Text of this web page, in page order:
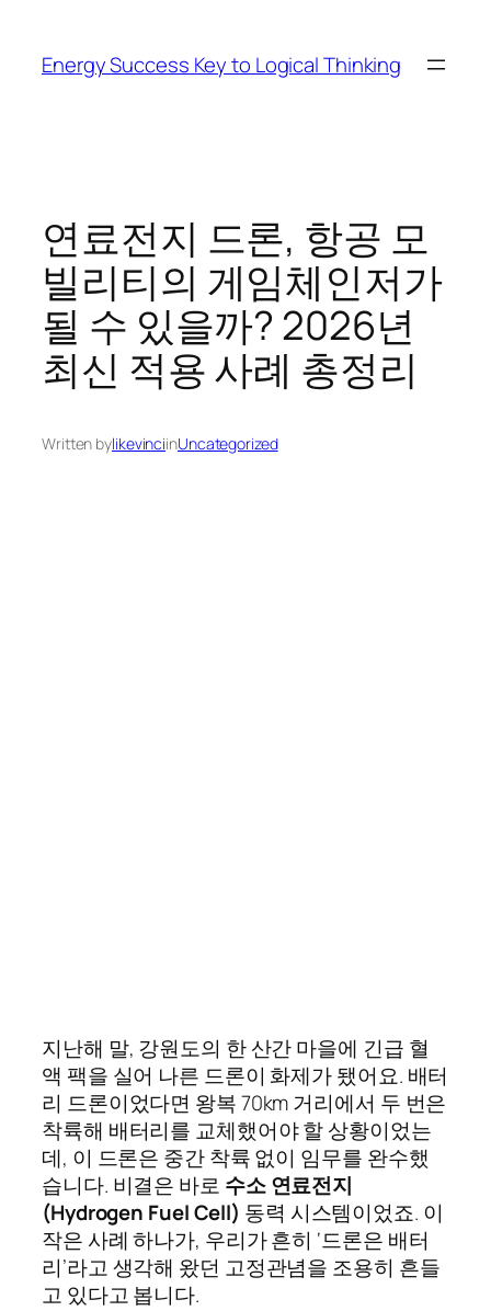
content
Energy Success Key to Logical Thinking
연료전지 드론, 항공 모
빌리티의 게임체인저가
될 수 있을까? 2026년
최신 적용 사례 총정리
Written bylikevinciinUncategorized
지난해 말, 강원도의 한 산간 마을에 긴급 혈
액 팩을 실어 나른 드론이 화제가 됐어요. 배터
리 드론이었다면 왕복 70km 거리에서 두 번은
착륙해 배터리를 교체했어야 할 상황이었는
데, 이 드론은 중간 착륙 없이 임무를 완수했
습니다. 비결은 바로 수소 연료전지
(Hydrogen Fuel Cell) 동력 시스템이었죠. 이
작은 사례 하나가, 우리가 흔히 ‘드론은 배터
리’라고 생각해 왔던 고정관념을 조용히 흔들
고 있다고 봅니다.